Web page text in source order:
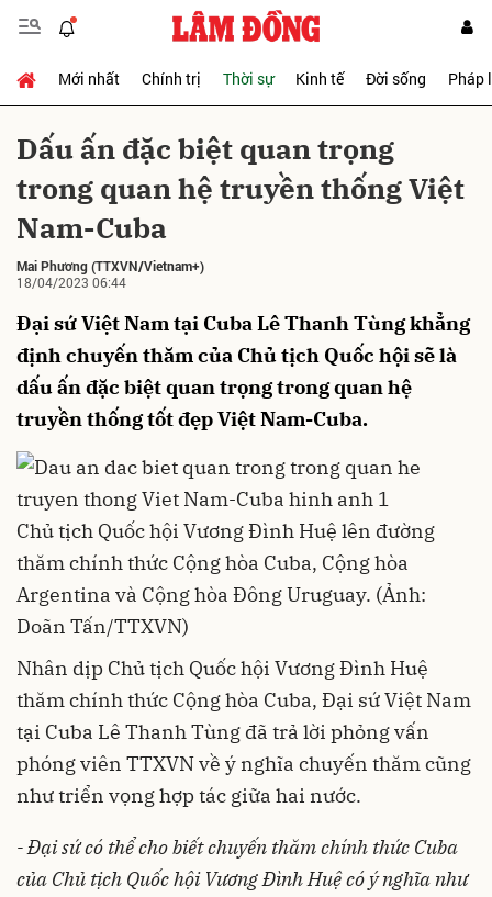
Mới nhất Chính trị Thời sự Kinh tế Đời sống Pháp
Dấu ấn đặc biệt quan trọng
trong quan hệ truyền thống Việt
Nam-Cuba
Mai Phương(TTXVN/Vietnam+)
18/04/2023 06:44
Đại sứ Việt Nam tại Cuba Lê Thanh Tùng khẳng
định chuyến thăm của Chủ tịch Quốc hội sẽ là
dấu ấn đặc biệt quan trọng trong quan hệ
truyền thống tốt đẹp Việt Nam-Cuba.
Chủ tịch Quốc hội Vương Đình Huệ lên đường
thăm chính thức Cộng hòa Cuba, Cộng hòa
Argentina và Cộng hòa Đông Uruguay. (Ảnh:
Doãn Tấn/TTXVN)
Nhân dịp Chủ tịch Quốc hội Vương Đình Huệ
thăm chính thức Cộng hòa Cuba, Đại sứ Việt Nam
tại Cuba Lê Thanh Tùng đã trả lời phỏng vấn
phóng viên TTXVN về ý nghĩa chuyến thăm cũng
như triển vọng hợp tác giữa hai nước.
- Đại sứ có thể cho biết chuyến thăm chính thức Cuba
của Chủ tịch Quốc hội Vương Đình Huệ có ý nghĩa như
Gửi bình luận
Hủy Gửi